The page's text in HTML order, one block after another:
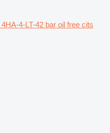
4-LT-42 bar oil free cits